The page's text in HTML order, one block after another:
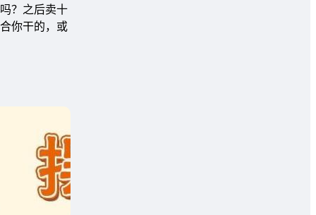
？之后卖十
你干的，或